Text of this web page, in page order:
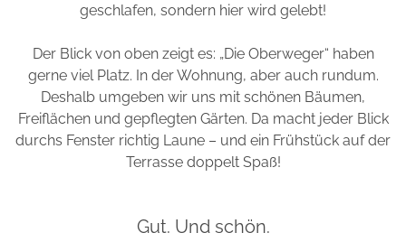
geschlafen, sondern hier wird gelebt!
Der Blick von oben zeigt es: „Die Oberweger“ haben
gerne viel Platz. In der Wohnung, aber auch rundum.
Deshalb umgeben wir uns mit schönen Bäumen,
Freiflächen und gepflegten Gärten. Da macht jeder Blick
durchs Fenster richtig Laune – und ein Frühstück auf der
Terrasse doppelt Spaß!
Gut. Und schön.